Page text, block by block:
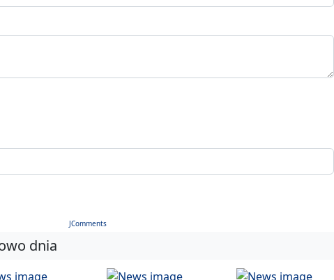
JComments
dnia